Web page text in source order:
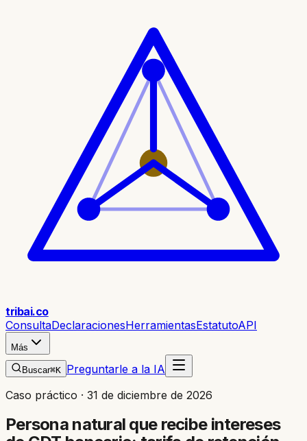
tribai.co
ConsultaDeclaracionesHerramientasEstatutoAPI
Más
Buscar⌘K Preguntarle a la IA
Caso práctico · 31 de diciembre de 2026
Persona natural que recibe intereses